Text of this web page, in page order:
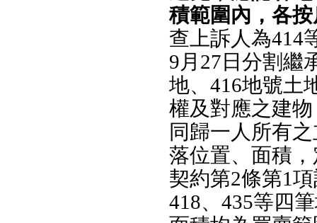
積範圍內，各
查上訴人為414
9月27日分割繼
地、416地號土
權及對應之建
同歸一人所有
落位置、面積
契約第2條第1
418、435等四